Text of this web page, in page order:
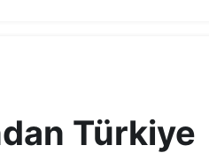
Türkiye